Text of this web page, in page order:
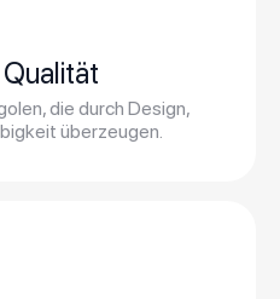
die durch Design,
überzeugen.